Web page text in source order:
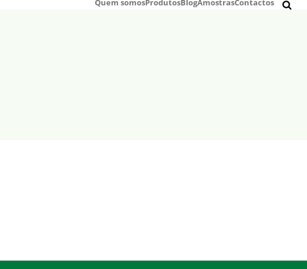
Quem somosProdutosBlogAmostrasContactos